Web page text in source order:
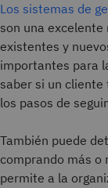
Los sistemas de
son una
existentes y
importantes para
saber si un cliente
los pasos de
También puede
comprando más o
permite a la